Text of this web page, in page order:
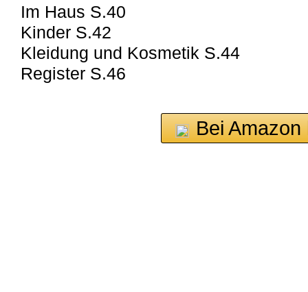
Im Haus S.40
Kinder S.42
Kleidung und Kosmetik S.44
Register S.46
Bei Amazon